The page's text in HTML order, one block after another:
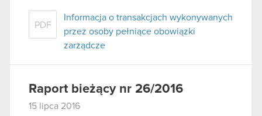
PDF
Informacja o transakcjach wykonywanych
przez osoby pełniące obowiązki
zarządcze
Raport bieżący nr 26/2016
15 lipca 2016